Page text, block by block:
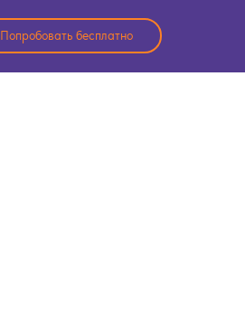
Попробовать бесплатно